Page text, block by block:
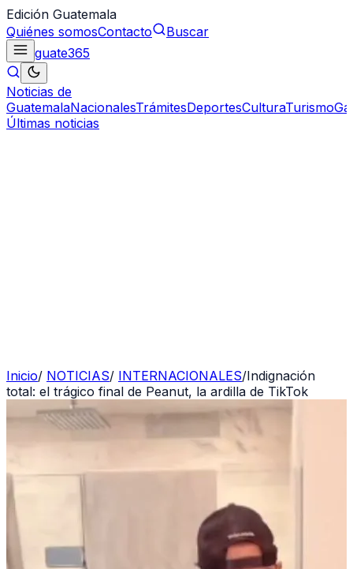
Edición Guatemala
Quiénes somosContacto
Buscar
guate365
Noticias de
GuatemalaNacionalesTrámitesDeportesCulturaTurismo
Últimas noticias
Inicio/ NOTICIAS/ INTERNACIONALES/Indignación
total: el trágico final de Peanut, la ardilla de TikTok